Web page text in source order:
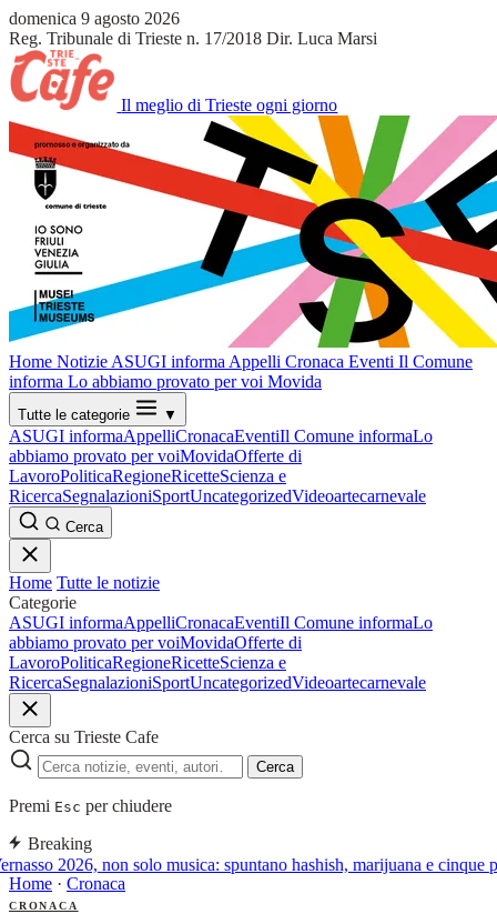
domenica 9 agosto 2026
Reg. Tribunale di Trieste n. 17/2018 Dir. Luca Marsi
Il meglio di Trieste ogni giorno
Home Notizie ASUGI informa Appelli Cronaca Eventi Il Comune
informa Lo abbiamo provato per voi Movida
Tutte le categorie ▼
ASUGI informaAppelliCronacaEventiIl Comune informaLo
abbiamo provato per voiMovidaOfferte di
LavoroPoliticaRegioneRicetteScienza e
RicercaSegnalazioniSportUncategorizedVideoartecarnevale
Cerca
Home Tutte le notizie
Categorie
ASUGI informaAppelliCronacaEventiIl Comune informaLo
abbiamo provato per voiMovidaOfferte di
LavoroPoliticaRegioneRicetteScienza e
RicercaSegnalazioniSportUncategorizedVideoartecarnevale
Cerca su Trieste Cafe
Cerca
Premi Esc per chiudere
Breaking
2026, non solo musica: spuntano hashish, marijuana e cinque
Home · Cronaca
CRONACA